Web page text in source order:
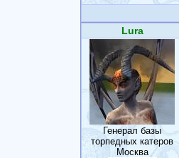
Lura
Генерал базы
торпедных катеров
Москва